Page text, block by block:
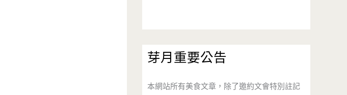
芽月重要公告
本網站所有美食文章，除了邀約文會特別註記